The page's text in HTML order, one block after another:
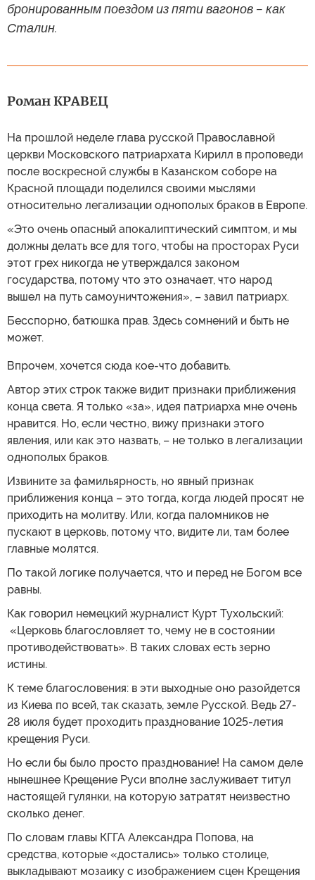
бронированным поездом из пяти вагонов – как
Сталин.
Роман КРАВЕЦ
На прошлой неделе глава русской Православной
церкви Московского патриархата Кирилл в проповеди
после воскресной службы в Казанском соборе на
Красной площади поделился своими мыслями
относительно легализации однополых браков в Европе.
«Это очень опасный апокалиптический симптом, и мы
должны делать все для того, чтобы на просторах Руси
этот грех никогда не утверждался законом
государства, потому что это означает, что народ
вышел на путь самоуничтожения», – завил патриарх.
Бесспорно, батюшка прав. Здесь сомнений и быть не
может.
Впрочем, хочется сюда кое-что добавить.
Автор этих строк также видит признаки приближения
конца света. Я только «за», идея патриарха мне очень
нравится. Но, если честно, вижу признаки этого
явления, или как это назвать, – не только в легализации
однополых браков.
Извините за фамильярность, но явный признак
приближения конца – это тогда, когда людей просят не
приходить на молитву. Или, когда паломников не
пускают в церковь, потому что, видите ли, там более
главные молятся.
По такой логике получается, что и перед не Богом все
равны.
Как говорил немецкий журналист Курт Тухольский:
«Церковь благословляет то, чему не в состоянии
противодействовать». В таких словах есть зерно
истины.
К теме благословения: в эти выходные оно разойдется
из Киева по всей, так сказать, земле Русской. Ведь 27-
28 июля будет проходить празднование 1025-летия
крещения Руси.
Но если бы было просто празднование! На самом деле
нынешнее Крещение Руси вполне заслуживает титул
настоящей гулянки, на которую затратят неизвестно
сколько денег.
По словам главы КГГА Александра Попова, на
средства, которые «достались» только столице,
выкладывают мозаику с изображением сцен Крещения